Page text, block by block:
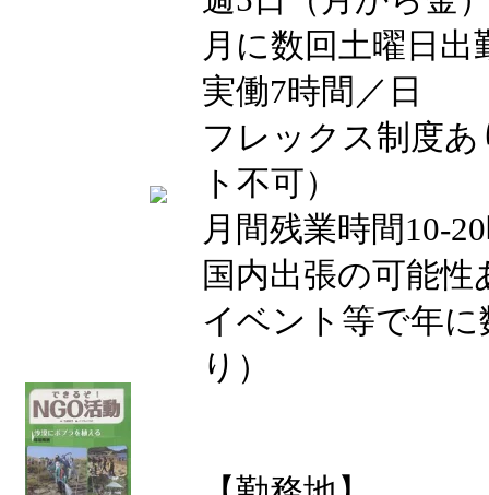
月に数回土曜日
実働7時間／日
フレックス制度
ト不可）
月間残業時間10-
国内出張の可能
イベント等で年
り）